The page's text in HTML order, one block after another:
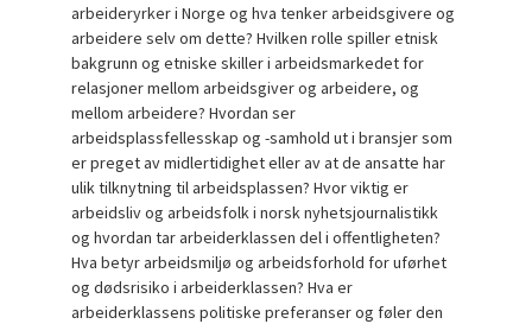
arbeideryrker i Norge og hva tenker arbeidsgivere og
arbeidere selv om dette? Hvilken rolle spiller etnisk
bakgrunn og etniske skiller i arbeidsmarkedet for
relasjoner mellom arbeidsgiver og arbeidere, og
mellom arbeidere? Hvordan ser
arbeidsplassfellesskap og -samhold ut i bransjer som
er preget av midlertidighet eller av at de ansatte har
ulik tilknytning til arbeidsplassen? Hvor viktig er
arbeidsliv og arbeidsfolk i norsk nyhetsjournalistikk
og hvordan tar arbeiderklassen del i offentligheten?
Hva betyr arbeidsmiljø og arbeidsforhold for uførhet
og dødsrisiko i arbeiderklassen? Hva er
arbeiderklassens politiske preferanser og føler den